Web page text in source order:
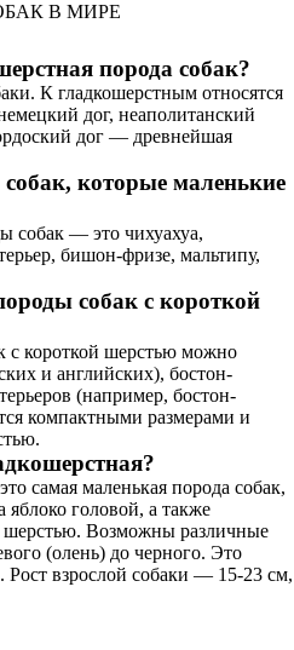
В МИРЕ
порода собак?
К гладкошерстным относятся
дог, неаполитанский
дог — древнейшая
которые маленькие
собак — это чихуахуа,
бишон-фризе, мальтипу,
собак с короткой
с короткой шерстью можно
и английских), бостон-
(например, бостон-
компактными размерами и
самая маленькая порода собак,
головой, а также
шерстью. Возможны различные
(олень) до черного. Это
Рост взрослой собаки — 15-23 см,